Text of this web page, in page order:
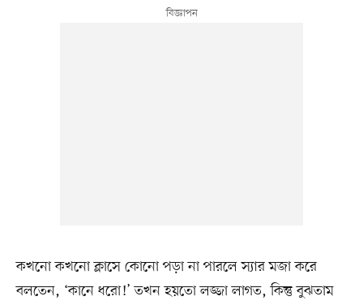
কখনো কখনো ক্লাসে কোনো পড়া না পারলে স্যার মজা করে
বলতেন, ‘কানে ধরো!’ তখন হয়তো লজ্জা লাগত, কিন্তু বুঝতাম